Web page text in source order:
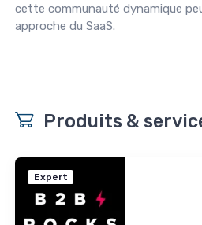
cette communauté dynamique
approche du SaaS.
Produits &
Expert